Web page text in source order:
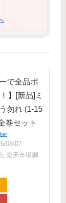
で全品ポ
】[新品]ミ
勿れ (1-15
巻セット
08/07
楽天市場調